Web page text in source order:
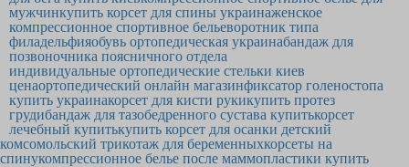
мужчинкупить корсет для спины украинаженское
компрессионное спортивное бельеворотник типа
филадельфияобувь ортопедическая украинабандаж для
позвоночника поясничного отдела
индивидуальные ортопедические стельки киев
ценаортопедический онлайн магазинфиксатор голеностопа
купить украинакорсет для кисти рукикупить протез
грудибандаж для тазобедренного сустава купитькорсет
лечебный купитькупить корсет для осанки детский
комсомольский трикотаж для беременныхкорсеты на
спинукомпрессионное белье после маммопластики купить